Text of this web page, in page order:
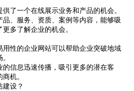
了一个在线展示业务和产品的机会。
、服务、资质、案例等内容，能够吸
多了解企业的机会。
性的企业网站可以帮助企业突破地域
信息迅速传播，吸引更多的潜在客
机。
建设？